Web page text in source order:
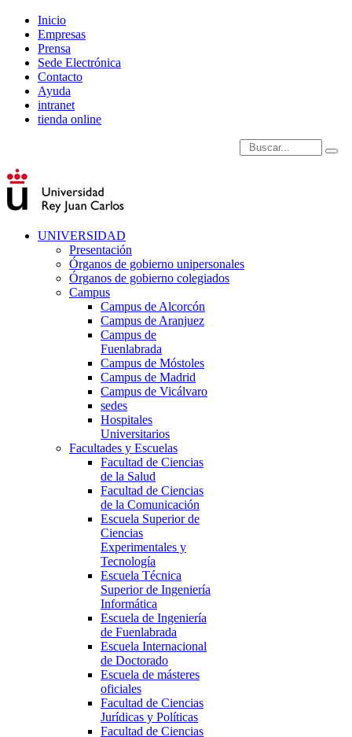
Inicio
Empresas
Prensa
Sede Electrónica
Contacto
Ayuda
intranet
tienda online
Introduce términos de
UNIVERSIDAD
Presentación
Órganos de gobierno unipersonales
Órganos de gobierno colegiados
Campus
Campus de Alcorcón
Campus de Aranjuez
Campus de
Fuenlabrada
Campus de Móstoles
Campus de Madrid
Campus de Vicálvaro
sedes
Hospitales
Universitarios
Facultades y Escuelas
Facultad de Ciencias
de la Salud
Facultad de Ciencias
de la Comunicación
Escuela Superior de
Ciencias
Experimentales y
Tecnología
Escuela Técnica
Superior de Ingeniería
Informática
Escuela de Ingeniería
de Fuenlabrada
Escuela Internacional
de Doctorado
Escuela de másteres
oficiales
Facultad de Ciencias
Jurídicas y Políticas
Facultad de Ciencias